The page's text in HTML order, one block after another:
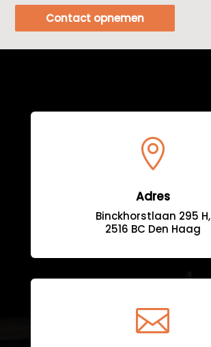
Contact opnemen

Adres
Binckhorstlaan 295 H,
2516 BC Den Haag
